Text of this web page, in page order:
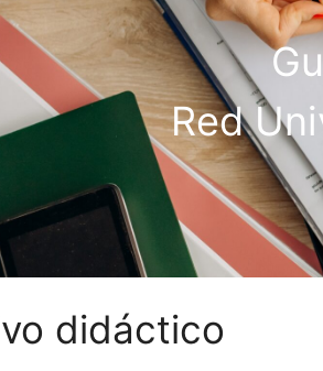
Red
didáctico